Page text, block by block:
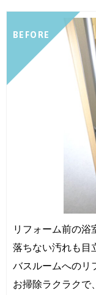
BEFORE
リフォーム前の浴
落ちない汚れも目
バスルームへのリ
お掃除ラクラクで